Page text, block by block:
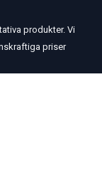
produkter. Vi
priser